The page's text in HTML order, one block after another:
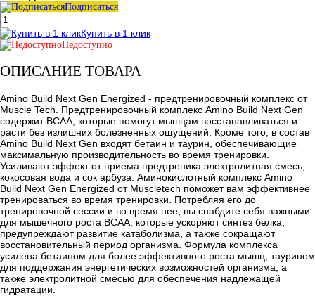
Подписаться
Купить в 1 клик
Недоступно
ОПИСАНИЕ ТОВАРА
Amino Build Next Gen Energized - предтренировочный комплекс от
Muscle Tech. Предтренировочный комплекс Amino Build Next Gen
содержит BCAA, которые помогут мышцам восстанавливаться и
расти без излишних болезненных ощущений. Кроме того, в состав
Amino Build Next Gen входят бетаин и таурин, обеспечивающие
максимальную производительность во время тренировки.
Усиливают эффект от приема предтреника электролитная смесь,
кокосовая вода и сок арбуза. Аминокислотный комплекс Amino
Build Next Gen Energized от Muscletech поможет вам эффективнее
тренироваться во время тренировки. Потребляя его до
тренировочной сессии и во время нее, вы снабдите себя важными
для мышечного роста BCAA, которые ускоряют синтез белка,
предупреждают развитие катаболизма, а также сокращают
восстановительный период организма. Формула комплекса
усилена бетаином для более эффективного роста мышц, таурином
для поддержания энергетических возможностей организма, а
также электролитной смесью для обеспечения надлежащей
гидратации.